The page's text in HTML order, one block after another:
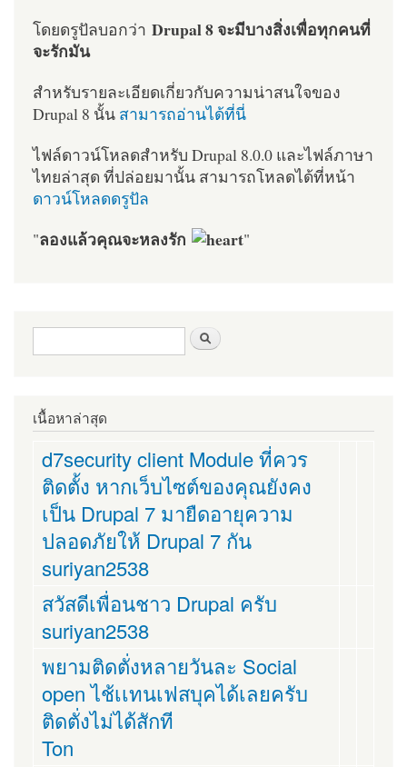
โดยดรูปัลบอกว่า Drupal 8 จะมีบางสิ่งเพื่อทุกคนที่
จะรักมัน
สำหรับรายละเอียดเกี่ยวกับความน่าสนใจของ
Drupal 8 นั้น สามารถอ่านได้ที่นี่
ไฟล์ดาวน์โหลดสำหรับ Drupal 8.0.0 และไฟล์ภาษา
ไทยล่าสุด ที่ปล่อยมานั้น สามารถโหลดได้ที่หน้า
ดาวน์โหลดดรูปัล
"ลองแล้วคุณจะหลงรัก "
ฟอร์มค้นหา
เนื้อหาล่าสุด
d7security client Module ที่ควร
ติดตั้ง หากเว็บไซต์ของคุณยังคง
เป็น Drupal 7 มายืดอายุความ
ปลอดภัยให้ Drupal 7 กัน
suriyan2538
สวัสดีเพื่อนชาว Drupal ครับ
suriyan2538
พยามติดตั่งหลายวันละ Social
open ไช้เเทนเฟสบุคได้เลยครับ
ติดตั่งไม่ได้สักที
Ton